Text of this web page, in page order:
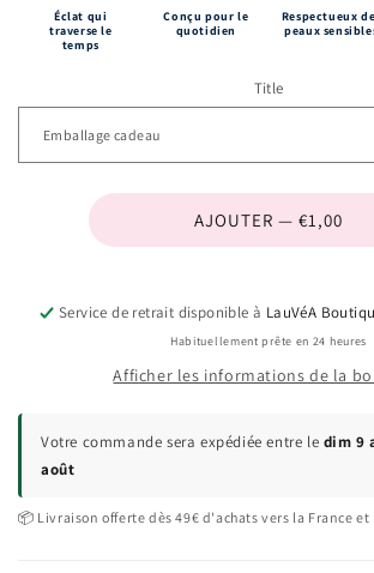
Éclat qui
traverse le
temps
Conçu pour le
quotidien
Respectueux
peaux
Title
AJOUTER — €1,00
Service de retrait disponible à LauVéA
Habituellement prête en 24 heures
Afficher les informations de la
Votre commande sera expédiée entre le dim 9
août
📦 Livraison offerte dès 49€ d'achats vers la France et